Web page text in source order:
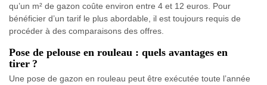
qu’un m² de gazon coûte environ entre 4 et 12 euros. Pour
bénéficier d’un tarif le plus abordable, il est toujours requis de
procéder à des comparaisons des offres.
Pose de pelouse en rouleau : quels avantages en
tirer ?
Une pose de gazon en rouleau peut être exécutée toute l’année